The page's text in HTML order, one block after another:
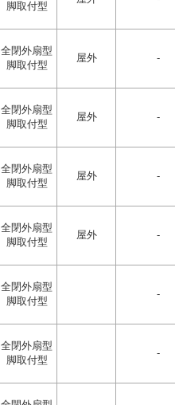
脚取付型
全閉外扇型
脚取付型
屋外 -
全閉外扇型
脚取付型
屋外 -
全閉外扇型
脚取付型
屋外 -
全閉外扇型
脚取付型
屋外 -
全閉外扇型
脚取付型
-
全閉外扇型
脚取付型
-